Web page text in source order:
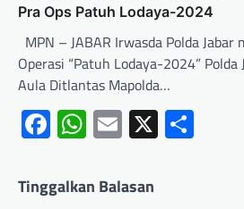
Pra Ops Patuh Lodaya-2024
MPN – JABAR Irwasda Polda
Operasi “Patuh Lodaya-2024”
Aula Ditlantas Mapolda…
Facebook
WhatsApp
Email
X
Tinggalkan Balasan